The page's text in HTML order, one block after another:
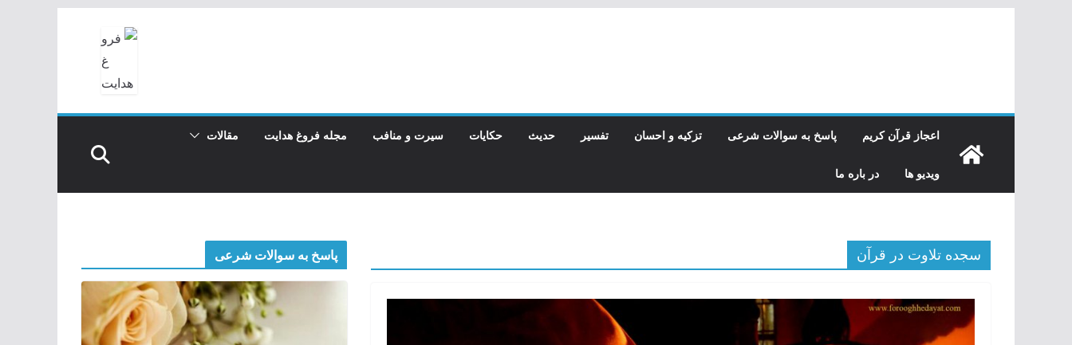
اعجاز قرآن کریم پاسخ به سوالات شرعی تزکیه و احسان تفسیر حدیث حکایات سیرت و منافب مجله فروغ هدایت مقالات
ویدیو ها در باره ما
سجده تلاوت در قرآن پاسخ به سوالات شرعی